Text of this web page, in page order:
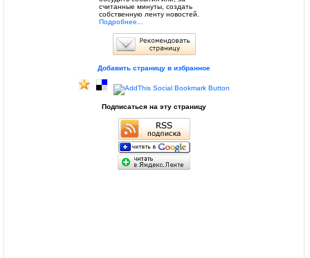
считанные минуты, создать
собственную ленту новостей.
Подробнее...
Добавить страницу в избранное
Подписаться на эту страницу